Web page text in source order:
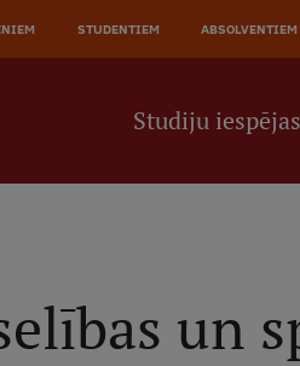
STUDENTIEM ABSOLVENTIEM
Studiju iespējas
un